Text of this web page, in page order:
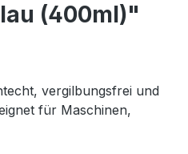
(400ml)"
vergilbungsfrei und
für Maschinen,